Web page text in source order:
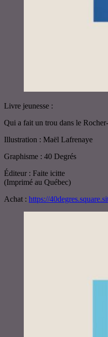
Livre jeunesse :
Qui a fait un trou dans le
Illustration : Maël Lafrenaye
Graphisme : 40 Degrés
Éditeur : Faite icitte
(Imprimé au Québec)
Achat : https://